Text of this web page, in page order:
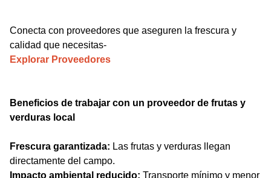
Conecta con proveedores que aseguren la frescura y
calidad que necesitas-
Explorar Proveedores
Beneficios de trabajar con un proveedor de frutas y
verduras local
Frescura garantizada: Las frutas y verduras llegan
directamente del campo.
Impacto ambiental reducido: Transporte mínimo y menor